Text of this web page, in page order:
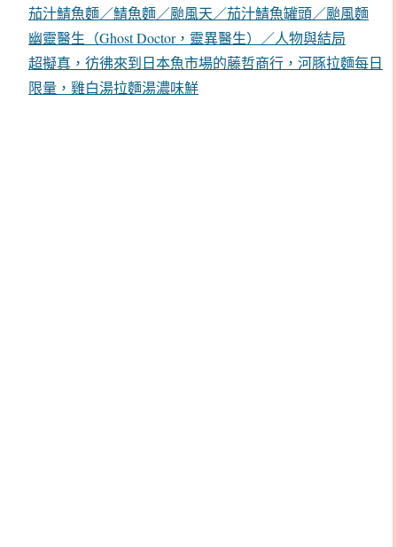
茄汁鯖魚麵／鯖魚麵／颱風天／茄汁鯖魚罐頭／颱風麵
幽靈醫生（Ghost Doctor，靈異醫生）／人物與結局
超擬真，彷彿來到日本魚市場的藤哲商行，河豚拉麵每日
限量，雞白湯拉麵湯濃味鮮